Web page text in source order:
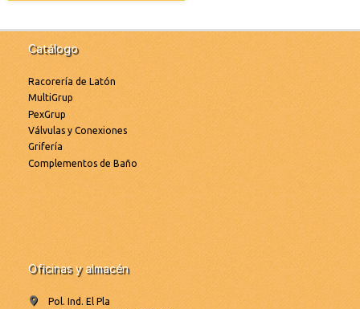
Catálogo
Racorería de Latón
MultiGrup
PexGrup
Válvulas y Conexiones
Grifería
Complementos de Baño
Oficinas y almacén
Pol. Ind. El Pla